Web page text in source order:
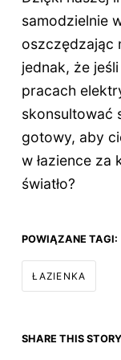
samodzielnie
oszczędzając
jednak, że
pracach
skonsultować
gotowy, aby
w łazience za
światło?
POWIĄZANE TAGI:
ŁAZIENKA
SHARE THIS